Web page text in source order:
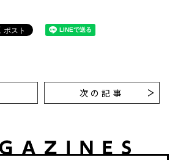
次の記事